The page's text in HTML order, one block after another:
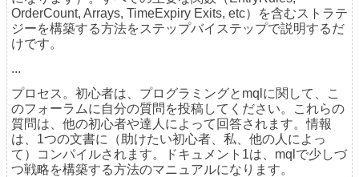
OrderCount, Arrays, TimeExpiry Exits, etc）を含むストラテ
ジーを構築する方法をステップバイステップで説明するだ
けです。
...
プロセス。初心者は、プログラミングとmqlに関して、こ
のフォーラムに自分の質問を投稿してください。これらの
質問は、他の初心者や達人によって回答されます。情報
は、1つの文書に（助けたい初心者、私、他の人によっ
て）コンパイルされます。ドキュメント1は、mqlで少しづ
つ戦略を構築する方法のマニュアルになります。